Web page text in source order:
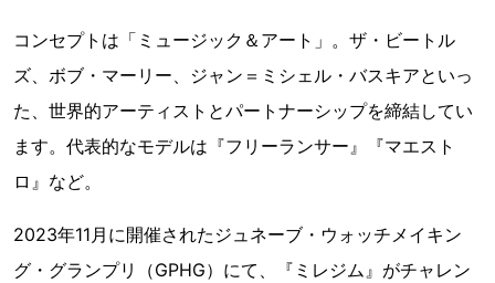
コンセプトは「ミュージック＆アート」。ザ・ビートル
ズ、ボブ・マーリー、ジャン＝ミシェル・バスキアといっ
た、世界的アーティストとパートナーシップを締結してい
ます。代表的なモデルは『フリーランサー』『マエスト
ロ』など。
2023年11月に開催されたジュネーブ・ウォッチメイキン
グ・グランプリ（GPHG）にて、『ミレジム』がチャレン